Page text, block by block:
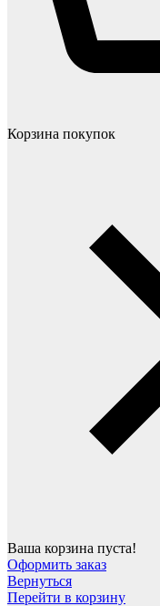
Корзина покупок
Ваша корзина пуста!
Оформить заказ
Вернуться
Перейти в корзину